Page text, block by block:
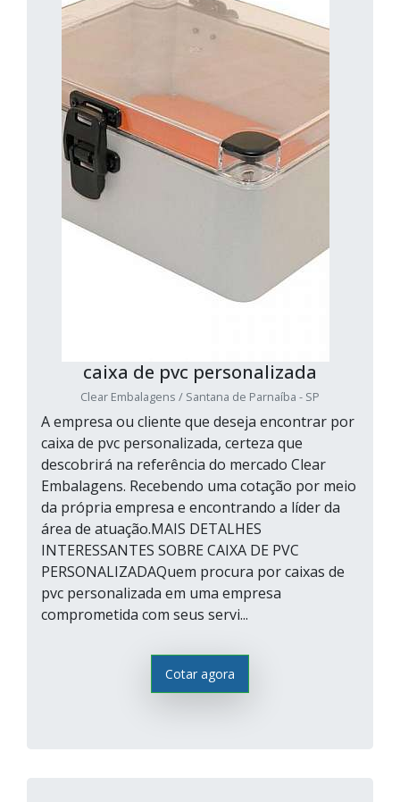
caixa de pvc personalizada
Clear Embalagens / Santana de Parnaíba - SP
A empresa ou cliente que deseja encontrar por
caixa de pvc personalizada, certeza que
descobrirá na referência do mercado Clear
Embalagens. Recebendo uma cotação por meio
da própria empresa e encontrando a líder da
área de atuação.MAIS DETALHES
INTERESSANTES SOBRE CAIXA DE PVC
PERSONALIZADAQuem procura por caixas de
pvc personalizada em uma empresa
comprometida com seus servi...
Cotar agora